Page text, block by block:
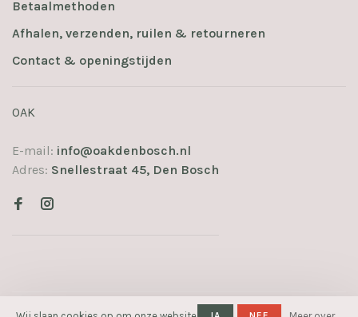
Betaalmethoden
Afhalen, verzenden, ruilen & retourneren
Contact & openingstijden
OAK
E-mail: info@oakdenbosch.nl
Adres: Snellestraat 45, Den Bosch